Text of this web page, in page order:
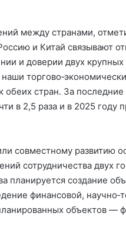
между странами,
и Китай связывают
и доверии двух
стран. За
в 2,5 раза и в 2025 году
совместному развитию
сотрудничества двух
планируется создание
финансовой,
объектов —